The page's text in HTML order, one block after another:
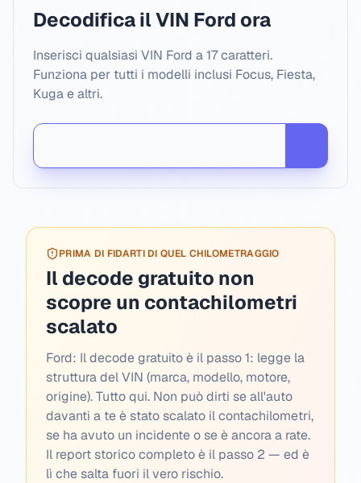
Decodifica il VIN Ford ora
Inserisci qualsiasi VIN Ford a 17 caratteri.
Funziona per tutti i modelli inclusi Focus, Fiesta,
Kuga e altri.
PRIMA DI FIDARTI DI QUEL CHILOMETRAGGIO
Il decode gratuito non
scopre un contachilometri
scalato
Ford: Il decode gratuito è il passo 1: legge la
struttura del VIN (marca, modello, motore,
origine). Tutto qui. Non può dirti se all'auto
davanti a te è stato scalato il contachilometri,
se ha avuto un incidente o se è ancora a rate.
Il report storico completo è il passo 2 — ed è
lì che salta fuori il vero rischio.